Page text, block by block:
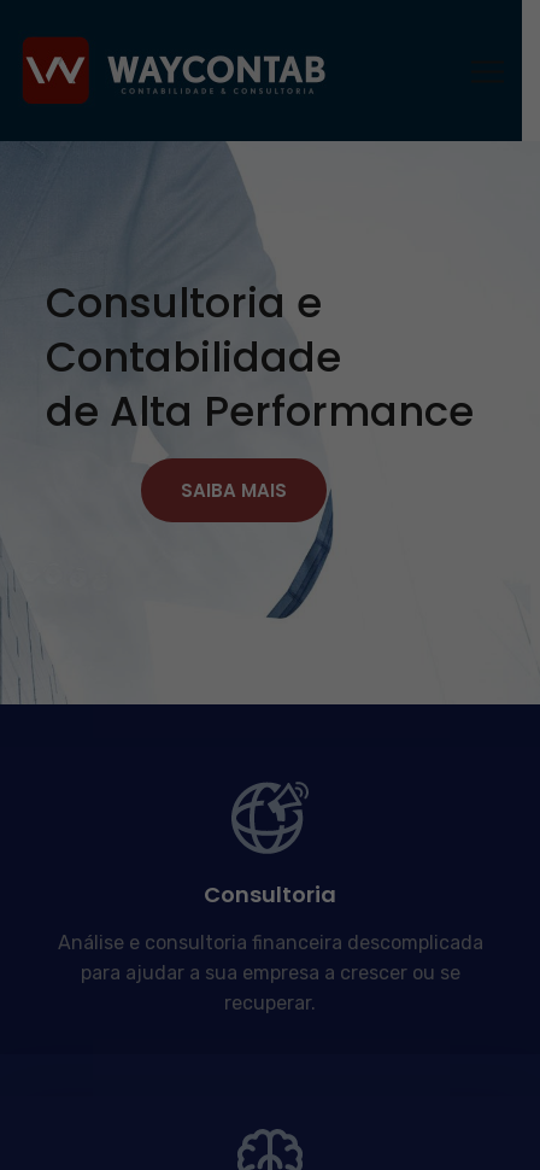
Consultoria e
Contabilidade
de Alta Performance
SAIBA MAIS
Consultoria
Análise e consultoria financeira descomplicada
para ajudar a sua empresa a crescer ou se
recuperar.